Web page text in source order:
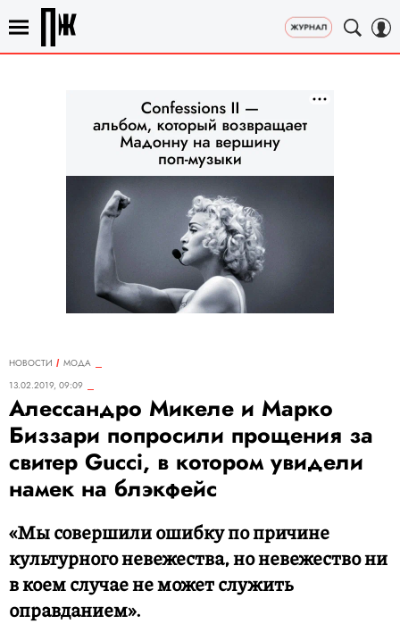
НОВОСТИ
МОДА
13.02.2019, 09:09
Алессандро Микеле и Марко
Биззари попросили прощения за
свитер Gucci, в котором увидели
намек на блэкфейс
«Мы совершили ошибку по причине
культурного невежества, но невежество ни
в коем случае не может служить
оправданием».